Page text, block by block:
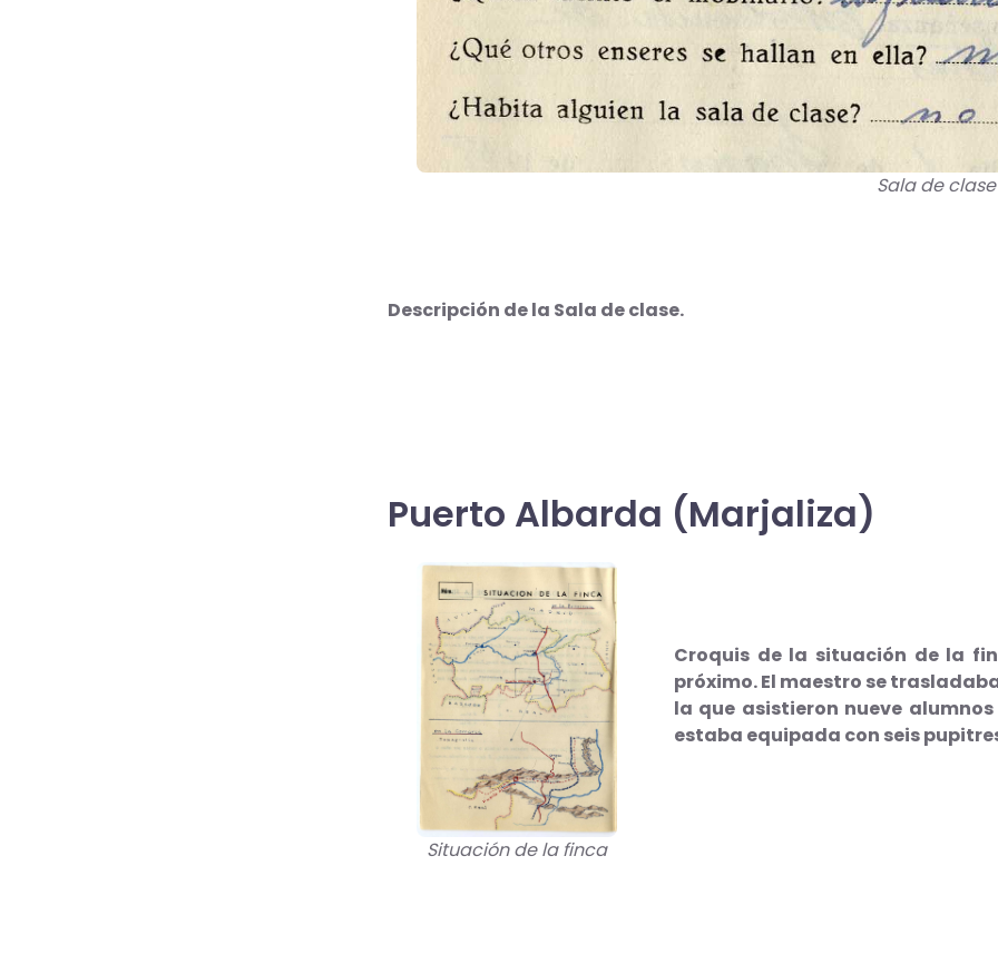
Sala de clase
Descripción de la Sala de clase.
Puerto Albarda (Marjaliza)
Situación de la finca
Croquis de la situación de la
próximo. El maestro se
la que asistieron nueve
estaba equipada con seis